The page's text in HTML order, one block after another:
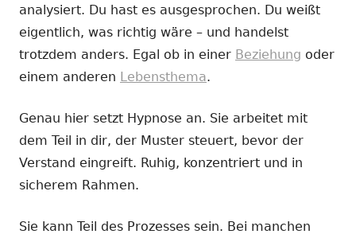
Fenster
öffnen
analysiert. Du hast es ausgesprochen. Du weißt
eigentlich, was richtig wäre – und handelst
trotzdem anders. Egal ob in einer Beziehung oder
einem anderen Lebensthema.
Genau hier setzt Hypnose an. Sie arbeitet mit
dem Teil in dir, der Muster steuert, bevor der
Verstand eingreift. Ruhig, konzentriert und in
sicherem Rahmen.
Sie kann Teil des Prozesses sein. Bei manchen